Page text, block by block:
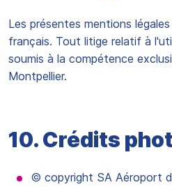
Les présentes mentions
français. Tout litige relatif à
soumis à la compétence
Montpellier.
10. Crédits
© copyright SA Aéroport